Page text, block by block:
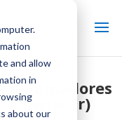
and allow
in
about our
eliminadores
mejorar)